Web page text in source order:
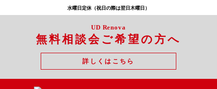
水曜日定休（祝日の際は翌日木曜日）
UD Renova
無料相談会ご希望の方へ
詳しくはこちら